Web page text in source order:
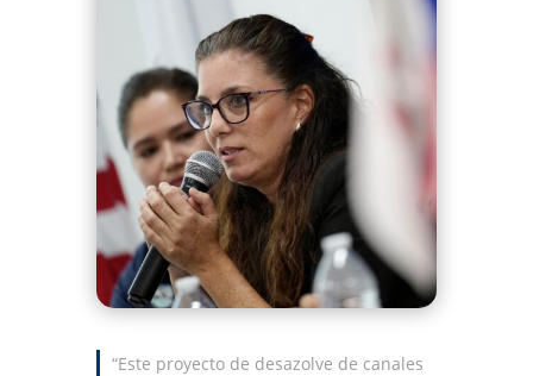
“Este proyecto de desazolve de canales